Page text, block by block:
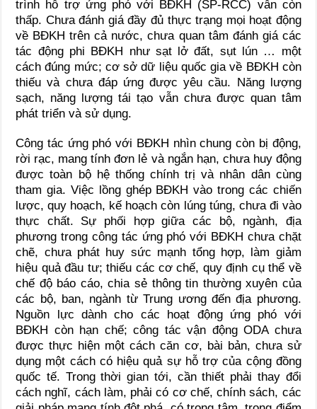
trình hỗ trợ ứng phó với BĐKH (SP-RCC) vẫn còn
thấp. Chưa đánh giá đầy đủ thực trạng mọi hoạt động
về BĐKH trên cả nước, chưa quan tâm đánh giá các
tác động phi BĐKH như sạt lở đất, sụt lún … một
cách đúng mức; cơ sở dữ liệu quốc gia về BĐKH còn
thiếu và chưa đáp ứng được yêu cầu. Năng lượng
sạch, năng lượng tái tạo vẫn chưa được quan tâm
phát triển và sử dụng.
Công tác ứng phó với BĐKH nhìn chung còn bị động,
rời rạc, mang tính đơn lẻ và ngắn hạn, chưa huy động
được toàn bộ hệ thống chính trị và nhân dân cùng
tham gia. Việc lồng ghép BĐKH vào trong các chiến
lược, quy hoạch, kế hoạch còn lúng túng, chưa đi vào
thực chất. Sự phối hợp giữa các bộ, ngành, địa
phương trong công tác ứng phó với BĐKH chưa chặt
chẽ, chưa phát huy sức mạnh tổng hợp, làm giảm
hiệu quả đầu tư; thiếu các cơ chế, quy định cụ thể về
chế độ báo cáo, chia sẻ thông tin thường xuyên của
các bộ, ban, ngành từ Trung ương đến địa phương.
Nguồn lực dành cho các hoạt động ứng phó với
BĐKH còn hạn chế; công tác vận động ODA chưa
được thực hiện một cách căn cơ, bài bản, chưa sử
dụng một cách có hiệu quả sự hỗ trợ của cộng đồng
quốc tế. Trong thời gian tới, cần thiết phải thay đổi
cách nghĩ, cách làm, phải có cơ chế, chính sách, các